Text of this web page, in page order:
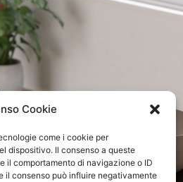
Cookie
come i cookie per
dispositivo. Il consenso a queste
il comportamento di navigazione o ID
il consenso può influire negativamente